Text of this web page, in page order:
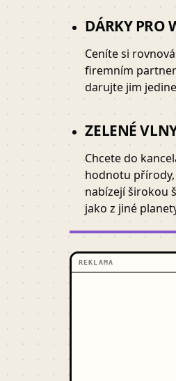
DÁRKY PRO
Ceníte si
firemním
darujte jim
ZELENÉ
Chcete do
hodnotu
nabízejí širokou
jako z jiné
REKLAMA